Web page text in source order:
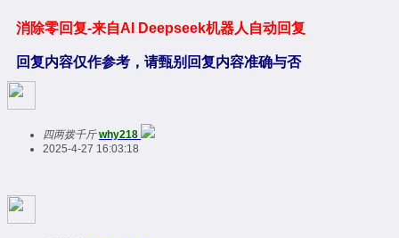
消除零回复-来自AI Deepseek机器人自动回复
回复内容仅作参考，请甄别回复内容准确与否
四两拨千斤 why218
2025-4-27 16:03:18